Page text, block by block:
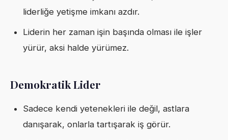
liderliğe yetişme imkanı azdır.
Liderin her zaman işin başında olması ile işler
yürür, aksi halde yürümez.
Demokratik Lider
Sadece kendi yetenekleri ile değil, astlara
danışarak, onlarla tartışarak iş görür.